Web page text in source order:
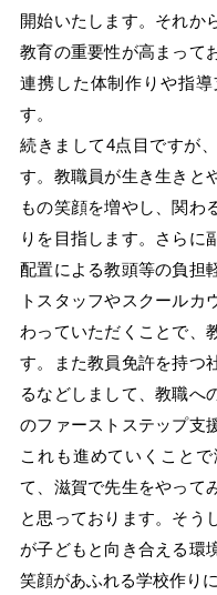
開始いたします。それか
教育の重要性が高まって
連携した体制作りや指
す。
続きまして4点目ですが
す。教職員が生き生きと
もの笑顔を増やし、関わ
りを目指します。さらに
配置による教頭等の負担
トスタッフやスクールカ
わっていただくことで、
す。また教員免許を持つ
るなどしまして、教職へ
のファーストステップ支
これも進めていくこと
て、滋賀で先生をやって
と思っております。そう
が子どもと向き合える環
笑顔があふれる学校作り